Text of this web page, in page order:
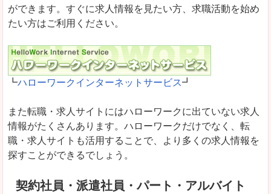
ができます。すぐに求人情報を見たい方、求職活動を始め
たい方はご利用ください。
┗ハローワークインターネットサービス┛
また転職・求人サイトにはハローワークに出ていない求人
情報がたくさんあります。ハローワークだけでなく、転
職・求人サイトも活用することで、より多くの求人情報を
探すことができるでしょう。
契約社員・派遣社員・パート・アルバイト